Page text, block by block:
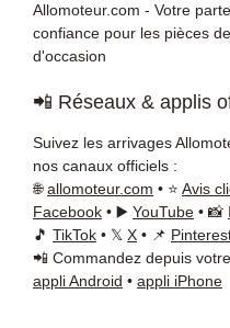
Allomoteur.com - Votre
confiance pour les pièces
d'occasion
📲 Réseaux & applis
Suivez les arrivages
nos canaux officiels :
🌐allomoteur.com • ⭐ Avis
Facebook • ▶️ YouTube • 📸
🎵 TikTok • 𝕏 X • 📌
📲 Commandez depuis
appli Android • appli iPhone